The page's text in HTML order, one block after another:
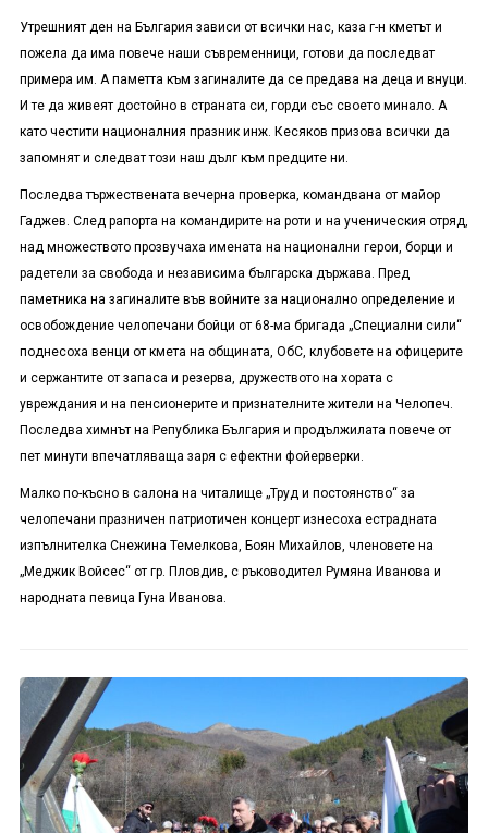
Утрешният ден на България зависи от всички нас, каза г-н кметът и
пожела да има повече наши съвременници, готови да последват
примера им. А паметта към загиналите да се предава на деца и внуци.
И те да живеят достойно в страната си, горди със своето минало. А
като честити националния празник инж. Кесяков призова всички да
запомнят и следват този наш дълг към предците ни.
Последва тържествената вечерна проверка, командвана от майор
Гаджев. След рапорта на командирите на роти и на ученическия отряд,
над множеството прозвучаха имената на национални герои, борци и
радетели за свобода и независима българска държава. Пред
паметника на загиналите във войните за национално определение и
освобождение челопечани бойци от 68-ма бригада „Специални сили“
поднесоха венци от кмета на общината, ОбС, клубовете на офицерите
и сержантите от запаса и резерва, дружеството на хората с
увреждания и на пенсионерите и признателните жители на Челопеч.
Последва химнът на Република България и продължилата повече от
пет минути впечатляваща заря с ефектни фойерверки.
Малко по-късно в салона на читалище „Труд и постоянство“ за
челопечани празничен патриотичен концерт изнесоха естрадната
изпълнителка Снежина Темелкова, Боян Михайлов, членовете на
„Меджик Войсес“ от гр. Пловдив, с ръководител Румяна Иванова и
народната певица Гуна Иванова.